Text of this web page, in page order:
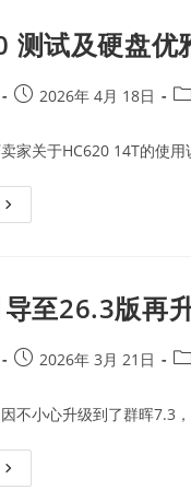
测试及硬盘优
Post2026年 4月 18日
家关于HC620 14T的使
HC620
雅 至26.3版再
Post2026年 3月 21日
不小心升级到了群晖7.3
升